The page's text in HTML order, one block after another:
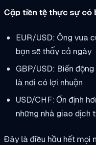
Cặp tiền tệ thực sự có
EUR/USD: Ông vua
bạn sẽ thấy cả ngày
GBP/USD: Biến
là nơi có lợi nhuận
USD/CHF: Ổn định
những nhà giao dịch
Đây là điều hầu hết mọi